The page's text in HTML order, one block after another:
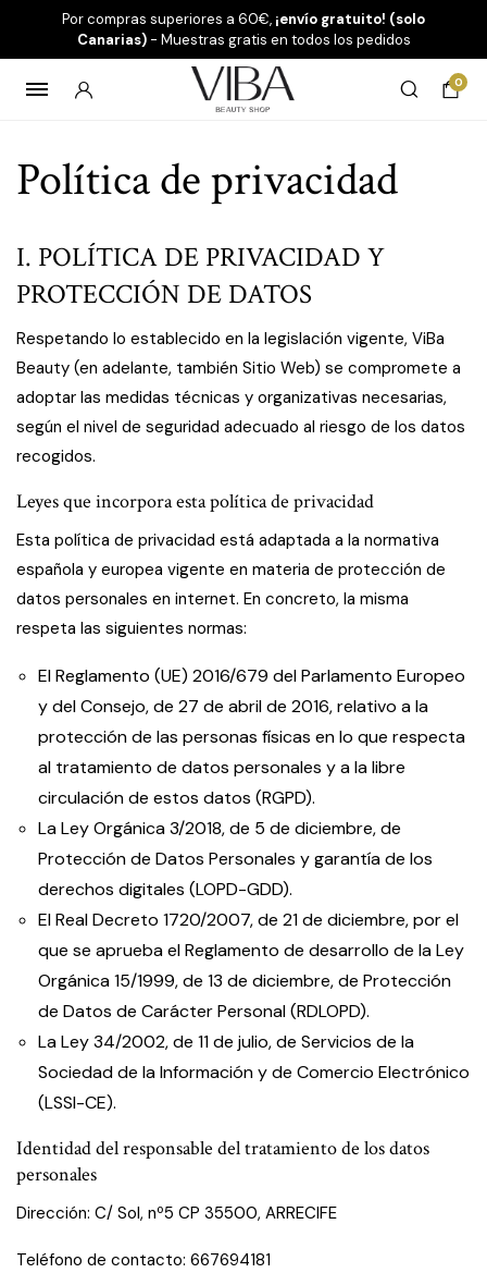
Por compras superiores a 60€, ¡envío gratuito! (solo
Canarias)- Muestras gratis en todos los pedidos
0
Política de privacidad
I. POLÍTICA DE PRIVACIDAD Y
PROTECCIÓN DE DATOS
Respetando lo establecido en la legislación vigente, ViBa
Beauty (en adelante, también Sitio Web) se compromete a
adoptar las medidas técnicas y organizativas necesarias,
según el nivel de seguridad adecuado al riesgo de los datos
recogidos.
Leyes que incorpora esta política de privacidad
Esta política de privacidad está adaptada a la normativa
española y europea vigente en materia de protección de
datos personales en internet. En concreto, la misma
respeta las siguientes normas:
El Reglamento (UE) 2016/679 del Parlamento Europeo
y del Consejo, de 27 de abril de 2016, relativo a la
protección de las personas físicas en lo que respecta
al tratamiento de datos personales y a la libre
circulación de estos datos (RGPD).
La Ley Orgánica 3/2018, de 5 de diciembre, de
Protección de Datos Personales y garantía de los
derechos digitales (LOPD-GDD).
El Real Decreto 1720/2007, de 21 de diciembre, por el
que se aprueba el Reglamento de desarrollo de la Ley
Orgánica 15/1999, de 13 de diciembre, de Protección
de Datos de Carácter Personal (RDLOPD).
La Ley 34/2002, de 11 de julio, de Servicios de la
Sociedad de la Información y de Comercio Electrónico
(LSSI-CE).
Identidad del responsable del tratamiento de los datos
personales
Dirección: C/ Sol, nº5 CP 35500, ARRECIFE
Teléfono de contacto: 667694181